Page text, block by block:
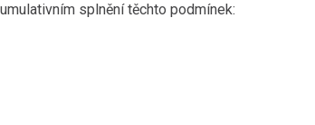
splnění těchto podmínek: